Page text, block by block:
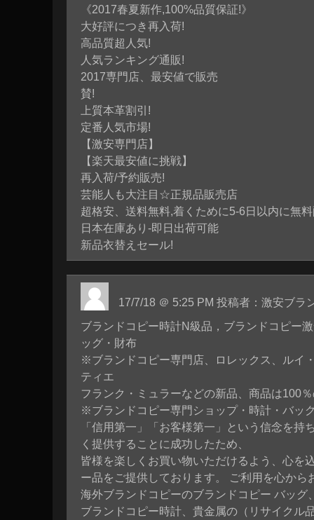
《2017春夏新作,100%品質保証!》
大好評につき再入荷!
高品質超人気!
人気ランキング通販!
2017専門店、最安値で販売
賛!
上質本革割引!
定番人気市場!
【激安専門店】
【楽天最安値に挑戦】
再入荷/予約販売!
芸能人も大注目☆正規品販売店
超格安、送料無料,着くために5-6日以内に無
日本在庫あり-即日出荷可能
新品衣替えセール!
17/7/18 ＠ 5:25 PM 投稿者：激安ブラ
ブランドコピー時計N級品，ブランドコピー
ッグ・財布
※ブランドコピー専門店、ロレックス、ルイ
ティエ
フランク・ミュラーなどの新品、商品は100
※ブランドコピー専門ショップ・時計・バッ
「信用第一」「お客様第一」という信念を持
く提供することに成功したため、
皆様を楽しくお買い物いただけるよう、心を
ー品をご提供しております。 ご利用を心から
海外ブランドコピーのブランドコピー バッグ
ブランドコピー時計、貴金属の（リサイクル